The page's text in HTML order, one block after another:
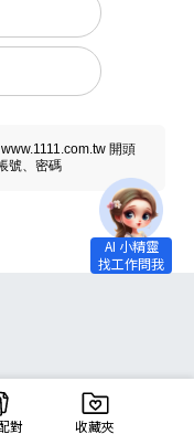
開頭
號、密碼
對 收藏夾